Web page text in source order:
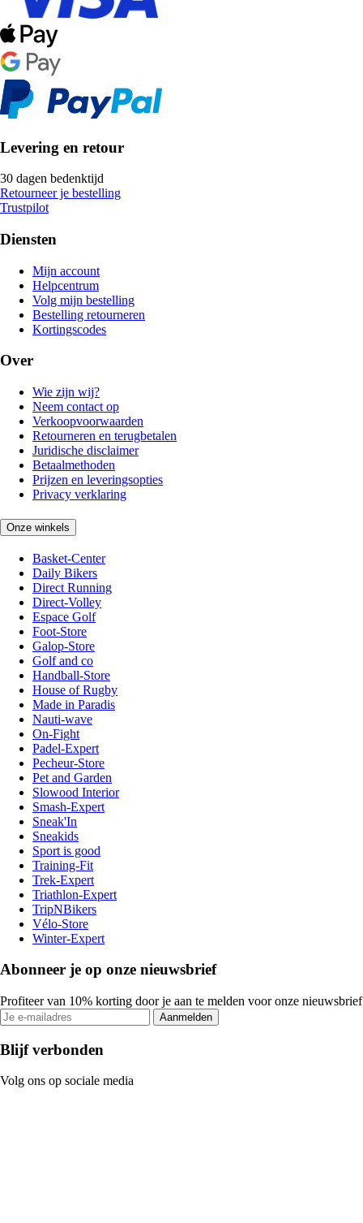
Levering en retour
30 dagen bedenktijd
Retourneer je bestelling
Trustpilot
Diensten
Mijn account
Helpcentrum
Volg mijn bestelling
Bestelling retourneren
Kortingscodes
Over
Wie zijn wij?
Neem contact op
Verkoopvoorwaarden
Retourneren en terugbetalen
Juridische disclaimer
Betaalmethoden
Prijzen en leveringsopties
Privacy verklaring
Onze winkels
Basket-Center
Daily Bikers
Direct Running
Direct-Volley
Espace Golf
Foot-Store
Galop-Store
Golf and co
Handball-Store
House of Rugby
Made in Paradis
Nauti-wave
On-Fight
Padel-Expert
Pecheur-Store
Pet and Garden
Slowood Interior
Smash-Expert
Sneak'In
Sneakids
Sport is good
Training-Fit
Trek-Expert
Triathlon-Expert
TripNBikers
Vélo-Store
Winter-Expert
Abonneer je op onze nieuwsbrief
Profiteer van 10% korting door je aan te melden voor onze nieuwsbrief
Aanmelden
Blijf verbonden
Volg ons op sociale media